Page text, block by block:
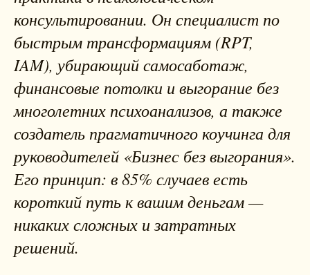
консультировании. Он специалист по
быстрым трансформациям (RPT,
IAM), убирающий самосаботаж,
финансовые потолки и выгорание без
многолетних психоанализов, а также
создатель прагматичного коучинга для
руководителей «Бизнес без выгорания».
Его принцип: в 85% случаев есть
короткий путь к вашим деньгам —
никаких сложных и затратных
решений.